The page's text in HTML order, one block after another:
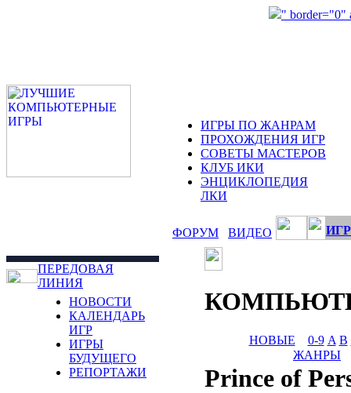
" border="0"
ИГРЫ ПО ЖАНРАМ
ПРОХОЖДЕНИЯ ИГР
СОВЕТЫ МАСТЕРОВ
КЛУБ ИКИ
ЭНЦИКЛОПЕДИЯ
ЛКИ
ФОРУМ ВИДЕО
ПЕРЕДОВАЯ
ЛИНИЯ
НОВОСТИ
КАЛЕНДАРЬ
ИГР
ИГРЫ
БУДУЩЕГО
РЕПОРТАЖИ
НОВЫЕ 0-9 A B
ЖАНРЫ
Prince of